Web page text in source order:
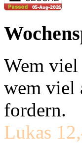
Wem
wem viel
fordern.
Lukas